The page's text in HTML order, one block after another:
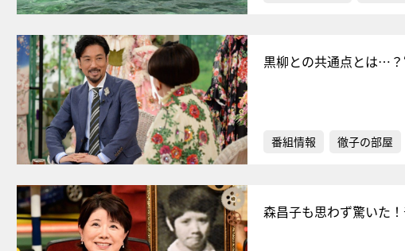
黒柳との共通点とは…？
番組情報 徹子の部屋
森昌子も思わず驚いた